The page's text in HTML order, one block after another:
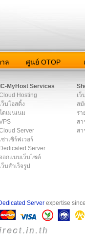
าล ศูนย์ OTOP
MyHost Services
Hosting
เว็บโฮสติ้ง
ดเมนเนม
Server
เช่าเซิร์ฟเวอร์
Dedicated Server
ออกแบบเว็บไซต์
เว็บสำเร็จรูป
เว็
สมั
รา
ส
สา
Serverexpertise